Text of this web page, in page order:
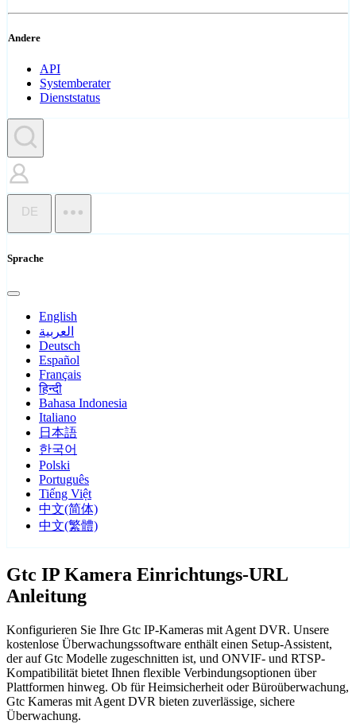
Andere
API
Systemberater
Dienststatus
DE
Sprache
English
العربية
Deutsch
Español
Français
हिन्दी
Bahasa Indonesia
Italiano
日本語
한국어
Polski
Português
Tiếng Việt
中文(简体)
中文(繁體)
Gtc IP Kamera Einrichtungs-URL
Anleitung
Konfigurieren Sie Ihre Gtc IP-Kameras mit Agent DVR. Unsere
kostenlose Überwachungssoftware enthält einen Setup-Assistent,
der auf Gtc Modelle zugeschnitten ist, und ONVIF- und RTSP-
Kompatibilität bietet Ihnen flexible Verbindungsoptionen über
Plattformen hinweg. Ob für Heimsicherheit oder Büroüberwachung,
Gtc Kameras mit Agent DVR bieten zuverlässige, sichere
Überwachung.